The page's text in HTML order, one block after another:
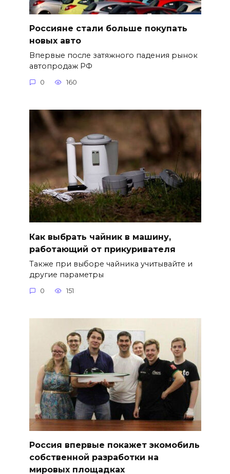
Россияне стали больше покупать
новых авто
Впервые после затяжного падения рынок
автопродаж РФ
0 160
Как выбрать чайник в машину,
работающий от прикуривателя
Также при выборе чайника учитывайте и
другие параметры
0 151
Россия впервые покажет экомобиль
собственной разработки на
мировых площадках